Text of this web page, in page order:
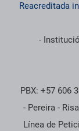
Reacreditada
-
PBX: +57 606
- Pereira -
Línea de